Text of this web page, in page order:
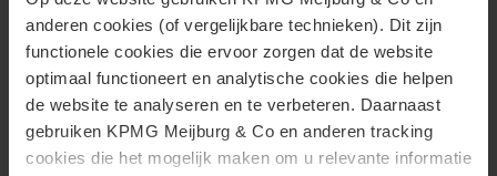
anderen cookies (of vergelijkbare technieken). Dit zijn
functionele cookies die ervoor zorgen dat de website
optimaal functioneert en analytische cookies die helpen
de website te analyseren en te verbeteren. Daarnaast
gebruiken KPMG Meijburg & Co en anderen tracking
cookies die het mogelijk maken om u relevante informatie
Het Omnibusvoorstel is een ambitieus richtlijnvoorstel dat
beoogt administratieve versoepelingen en
lastenverlichtingen te introduceren voor belastingplichtigen.